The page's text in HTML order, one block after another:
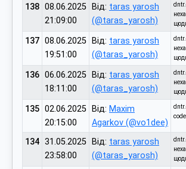
138 08.06.2025
21:09:00
Від: taras yarosh
(@taras_yarosh)
137 08.06.2025
19:51:00
Від: taras yarosh
(@taras_yarosh)
136 06.06.2025
18:11:00
Від: taras yarosh
(@taras_yarosh)
135 02.06.2025
20:15:00
Від: Maxim
Agarkov (@vo1dee)
134 31.05.2025
23:58:00
Від: taras yarosh
(@taras_yarosh)